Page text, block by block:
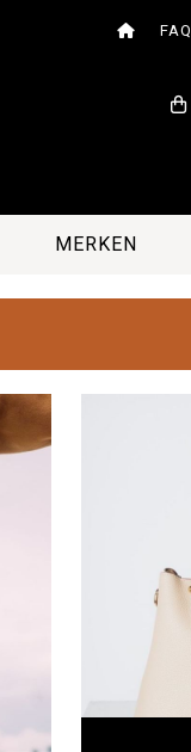
FAQ
MERKEN